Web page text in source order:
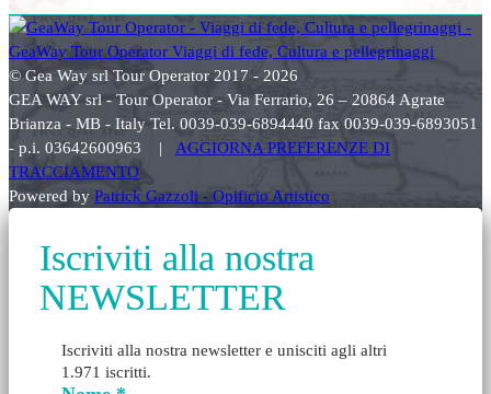
© Gea Way srl Tour Operator 2017 - 2026
GEA WAY srl - Tour Operator - Via Ferrario, 26 – 20864 Agrate
Brianza - MB - Italy Tel. 0039-039-6894440 fax 0039-039-6893051
- p.i. 03642600963 | AGGIORNA PREFERENZE DI
TRACCIAMENTO
Powered by Patrick Gazzoli - Opificio Artistico
Iscriviti alla nostra
NEWSLETTER
Iscriviti alla nostra newsletter e unisciti agli altri
1.971 iscritti.